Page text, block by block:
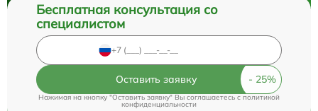
Бесплатная консультация со
специалистом
Оставить заявку
Нажимая на кнопку "Оставить заявку" Вы соглашаетесь cполитикой
конфиденциальности